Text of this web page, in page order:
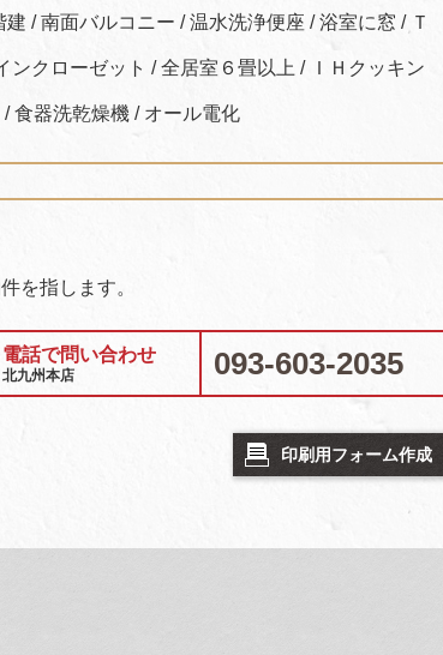
/ 南面バルコニー / 温水洗浄便座 / 浴室に窓 / Ｔ
ンクローゼット / 全居室６畳以上 / ＩＨクッキン
食器洗乾燥機 / オール電化
を指します。
電話で問い合わせ
北九州本店 093-603-2035
印刷用フォーム作成